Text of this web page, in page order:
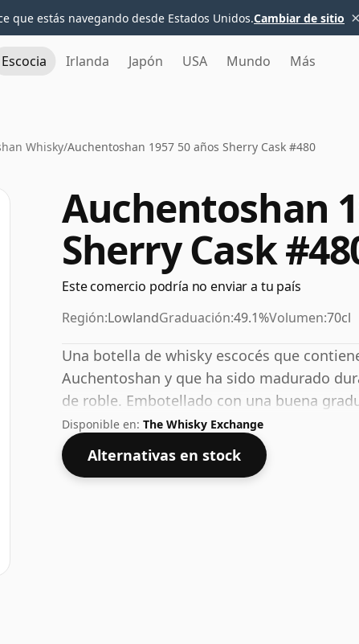
que estás navegando desde Estados Unidos.Cambiar de sitio ×
Escocia Irlanda Japón USA Mundo Más
Whisky/Auchentoshan 1957 50 años Sherry Cask #480
Auchentoshan
Sherry Cask
Este comercio podría no enviar a tu país
Región:LowlandGraduación:49.1%Volumen:70cl
Una botella de whisky escocés que
Auchentoshan y que ha sido madurado
de roble. Embotellado con una buena
presenta en una botella de 70 cl.
Disponible en: The Whisky Exchange
Alternativas en stock